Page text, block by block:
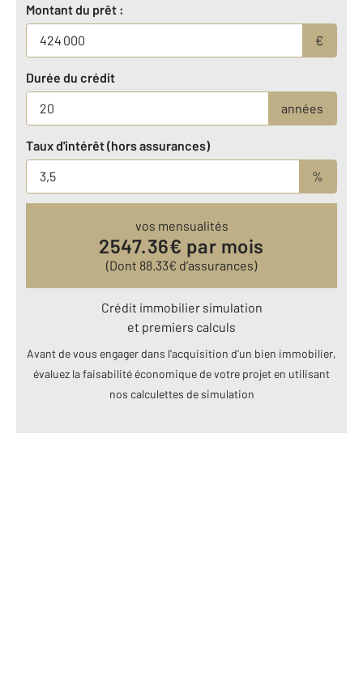
Montant du prêt :
€
Durée du crédit
années
Taux d'intérêt (hors assurances)
%
vos mensualités
2547.36€ par mois
(Dont 88.33€ d’assurances)
Crédit immobilier simulation
et premiers calculs
Avant de vous engager dans l’acquisition d’un bien immobilier,
évaluez la faisabilité économique de votre projet en utilisant
nos calculettes de simulation